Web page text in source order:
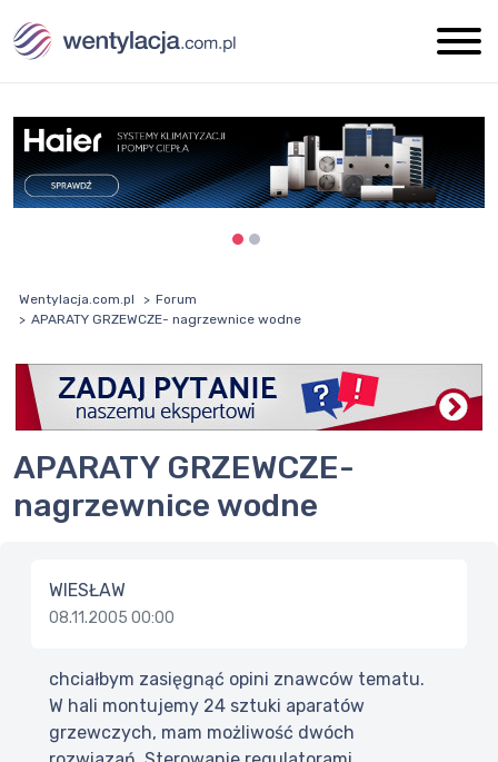
Wentylacja.com.pl
Forum
APARATY GRZEWCZE- nagrzewnice wodne
APARATY GRZEWCZE-
nagrzewnice wodne
WIESŁAW
08.11.2005 00:00
chciałbym zasięgnąć opini znawców tematu.
W hali montujemy 24 sztuki aparatów
grzewczych, mam możliwość dwóch